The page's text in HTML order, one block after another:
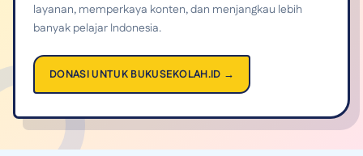
layanan, memperkaya konten, dan menjangkau lebih
banyak pelajar Indonesia.
DONASI UNTUK BUKUSEKOLAH.ID →